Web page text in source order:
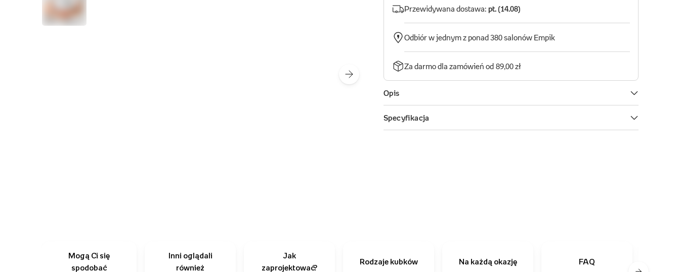
Mogą Ci się
spodobać
Inni oglądali
również
Jak
zaprojektować?
Rodzaje kubków Na każdą okazję FAQ